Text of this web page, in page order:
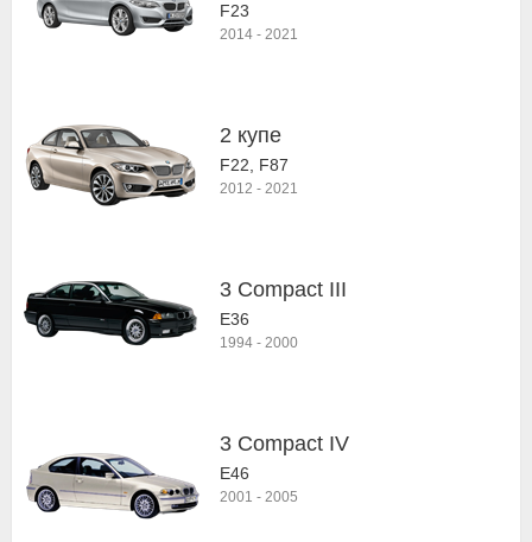
F23
2014 - 2021
2 купе
F22, F87
2012 - 2021
3 Compact III
E36
1994 - 2000
3 Compact IV
E46
2001 - 2005